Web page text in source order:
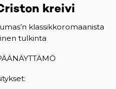
kreivi
klassikkoromaanista
tulkinta